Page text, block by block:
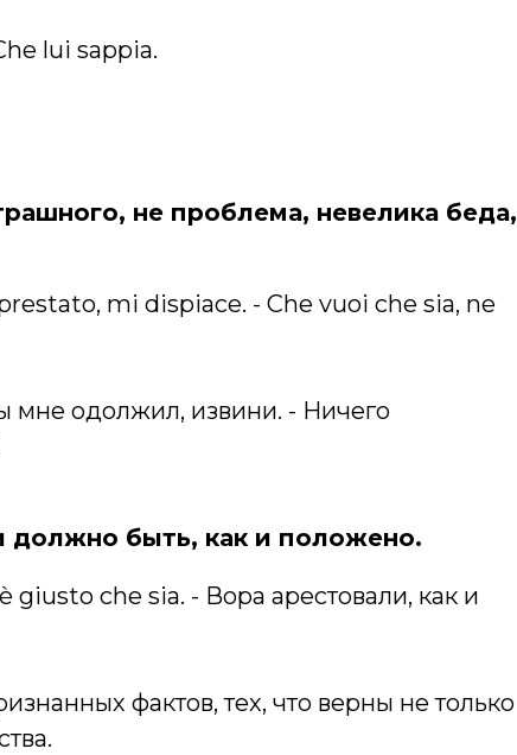
lui sappia.
не проблема, невелика беда,
mi dispiace. - Che vuoi che sia, ne
мне одолжил, извини. - Ничего
должно быть, как и положено.
che sia. - Вора арестовали, как и
фактов, тех, что верны не только